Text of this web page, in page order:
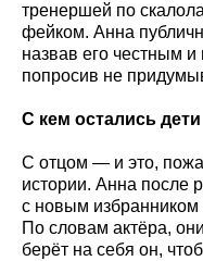
тренершей по
фейком. Анна
назвав его честным
попросив не
С кем остались дети
С отцом — и это,
истории. Анна после
с новым избранником
По словам актёра,
берёт на себя он,